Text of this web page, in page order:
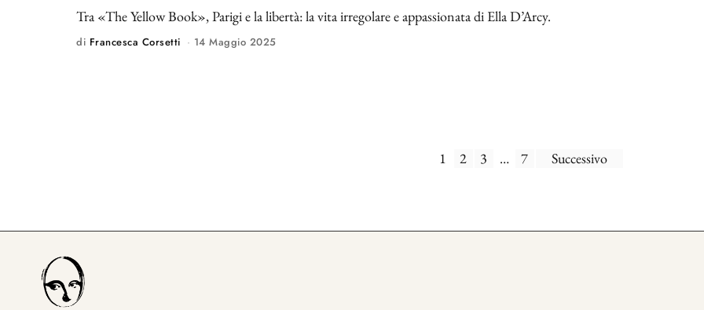
Tra «The Yellow Book», Parigi e la libertà: la vita irregolare e appassionata di Ella D’Arcy.
di Francesca Corsetti 14 Maggio 2025
1 2 3 … 7 Successivo